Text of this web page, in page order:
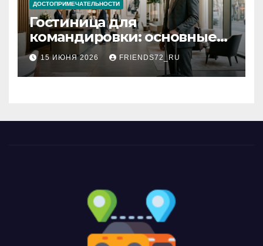
ДОСТОПРИМЕЧАТЕЛЬНОСТИ
Гостиница для
командировки: основные
критерии выбора
15 ИЮНЯ 2026 FRIENDS72_RU